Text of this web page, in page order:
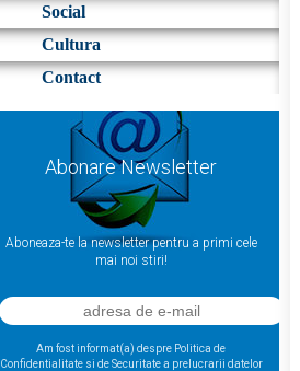
Social
Cultura
Contact
Abonare Newsletter
Aboneaza-te la newsletter pentru a primi cele
mai noi stiri!
Am fost informat(a) despre Politica de
Confidentialitate si de Securitate a prelucrarii datelor